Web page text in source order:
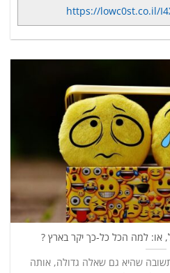
https://lowc0st.co.il/
או: למה הכל כל-כך יקר בארץ ?
שהיא גם שאלה גדולה, אותה